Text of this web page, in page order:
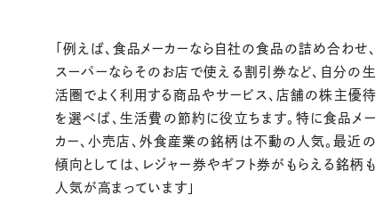
「例えば、食品メーカーなら自社の食品の詰め合わせ、
スーパーならそのお店で使える割引券など、自分の生
活圏でよく利用する商品やサービス、店舗の株主優待
を選べば、生活費の節約に役立ちます。特に食品メー
カー、小売店、外食産業の銘柄は不動の人気。最近の
傾向としては、レジャー券やギフト券がもらえる銘柄も
人気が高まっています」